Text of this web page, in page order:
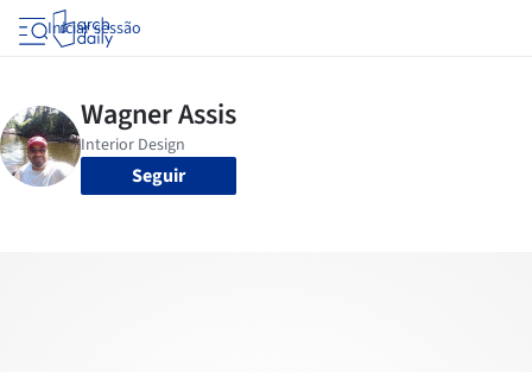
Iniciar sessão
Seguir